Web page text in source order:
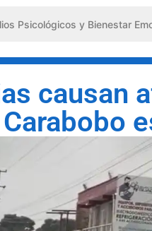
y Bienestar Emocional»
causan